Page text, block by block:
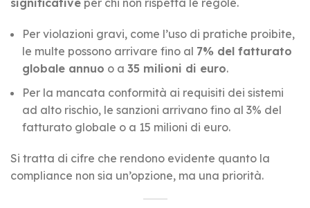
significative per chi non rispetta le regole.
Per violazioni gravi, come l’uso di pratiche proibite,
le multe possono arrivare fino al 7% del fatturato
globale annuo o a 35 milioni di euro.
Per la mancata conformità ai requisiti dei sistemi
ad alto rischio, le sanzioni arrivano fino al 3% del
fatturato globale o a 15 milioni di euro.
Si tratta di cifre che rendono evidente quanto la
compliance non sia un’opzione, ma una priorità.